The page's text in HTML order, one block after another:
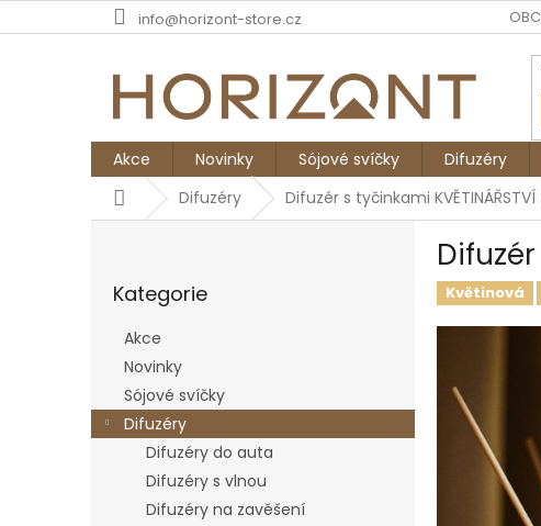
na
info@horizont-store.cz
Akce Novinky Sójové svíčky Difuzéry
DomůDifuzéry Difuzér s tyčinkami
kategorie
Kategorie
Akce
Novinky
Sójové svíčky
Difuzéry
Difuzéry do auta
Difuzéry s vlnou
Difuzéry na zavěšení
Květinová